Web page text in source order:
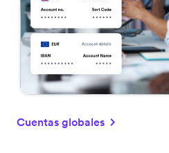
Cuentas globales